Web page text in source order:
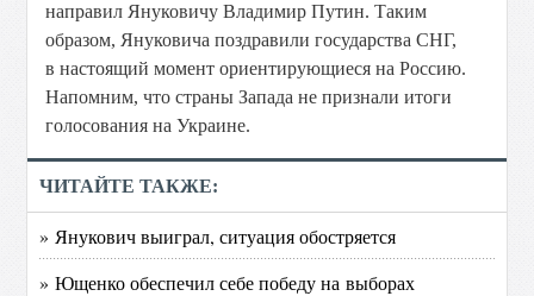
направил Януковичу Владимир Путин. Таким
образом, Януковича поздравили государства СНГ,
в настоящий момент ориентирующиеся на Россию.
Напомним, что страны Запада не признали итоги
голосования на Украине.
ЧИТАЙТЕ ТАКЖЕ:
» Янукович выиграл, ситуация обостряется
» Ющенко обеспечил себе победу на выборах